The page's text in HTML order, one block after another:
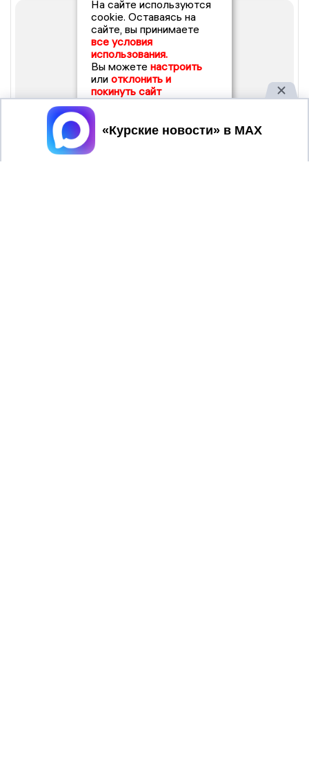
На сайте используются
cookie. Оставаясь на
сайте, вы принимаете
все условия
использования.
Вы можете настроить
или отклонить и
покинуть сайт
Принять